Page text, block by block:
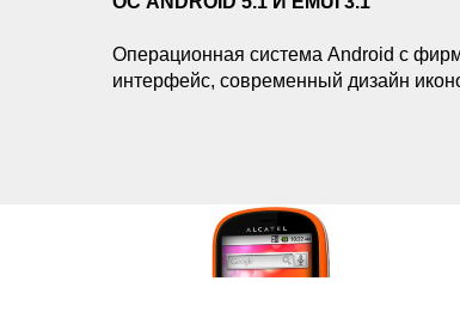
Операционная система Android с
интерфейс, современный дизайн